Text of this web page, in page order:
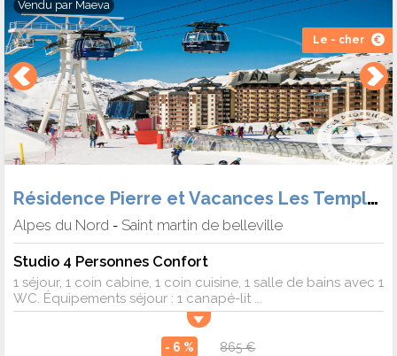
Le - cher
Vendu par Maeva
Résidence Pierre et Vacances Les Temples du Soleil
Alpes du Nord - Saint martin de belleville
Studio 4 Personnes Confort
1 séjour, 1 coin cabine, 1 coin cuisine, 1 salle de bains avec 1
WC. Équipements séjour : 1 canapé-lit ...
- 6 % 865 €